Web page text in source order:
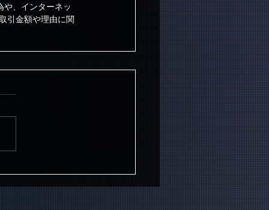
や、インターネッ
引金額や理由に関